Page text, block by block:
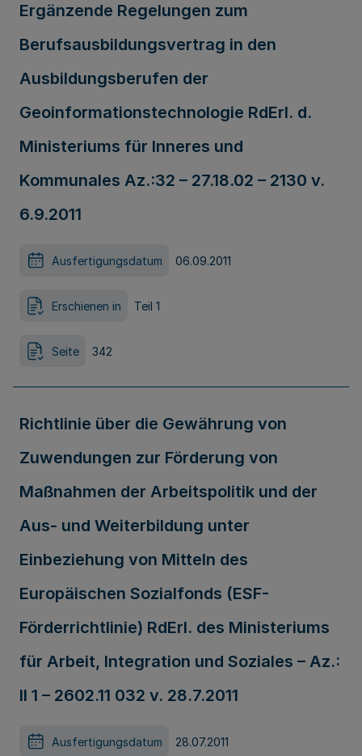
Ergänzende Regelungen zum
Berufsausbildungsvertrag in den
Ausbildungsberufen der
Geoinformationstechnologie RdErl. d.
Ministeriums für Inneres und
Kommunales Az.:32 – 27.18.02 – 2130 v.
6.9.2011
Ausfertigungsdatum 06.09.2011
Erschienen in Teil 1
Seite 342
Richtlinie über die Gewährung von
Zuwendungen zur Förderung von
Maßnahmen der Arbeitspolitik und der
Aus- und Weiterbildung unter
Einbeziehung von Mitteln des
Europäischen Sozialfonds (ESF-
Förderrichtlinie) RdErl. des Ministeriums
für Arbeit, Integration und Soziales – Az.:
II 1 – 2602.11 032 v. 28.7.2011
Ausfertigungsdatum 28.07.2011